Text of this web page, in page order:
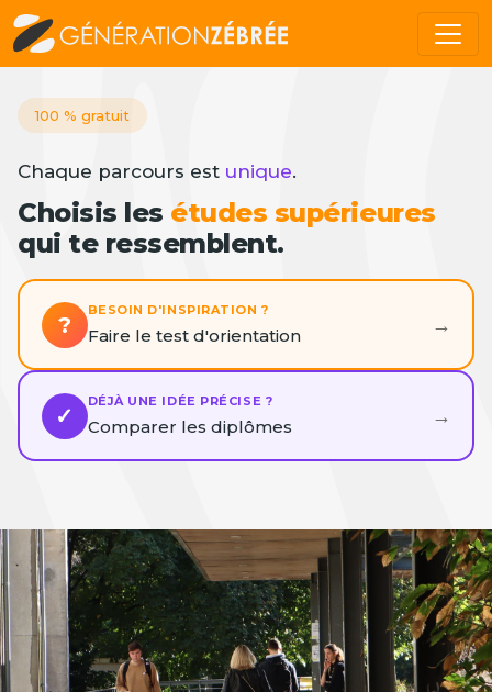
100 % gratuit
Chaque parcours est unique.
Choisis les études supérieures
qui te ressemblent.
?
BESOIN D'INSPIRATION ?
Faire le test d'orientation →
✓
DÉJÀ UNE IDÉE PRÉCISE ?
Comparer les diplômes →